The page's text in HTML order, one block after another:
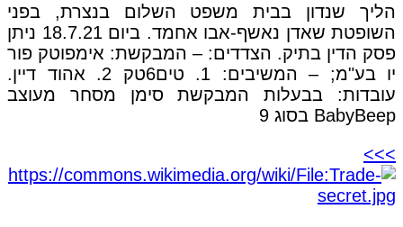
הליך שנדון בבית משפט השלום בנצרת, בפני
השופטת שאדן נאשף-אבו אחמד. ביום 18.7.21 ניתן
פסק הדין בתיק. הצדדים: – המבקשת: אימפוטק פור
יו בע"מ; – המשיבים: 1. טים6טק 2. אהוד דיין.
עובדות: בבעלות המבקשת סימן מסחר מעוצב
BabyBeep בסוג 9
>>>